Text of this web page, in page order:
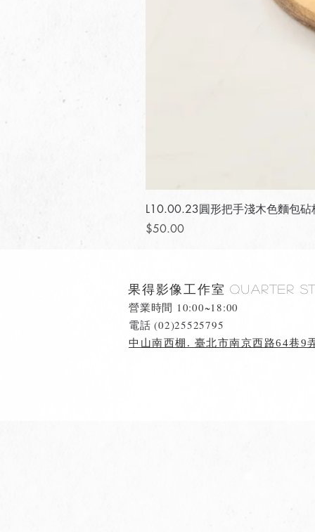
L10.00.23圓形把手淺木色麵包砧
價格
$50.00
果得影像工作室Quarter
營業時間 10:00~18:00
​電話 (02)25525795
中山南西棚. 臺北市南京西路64巷9